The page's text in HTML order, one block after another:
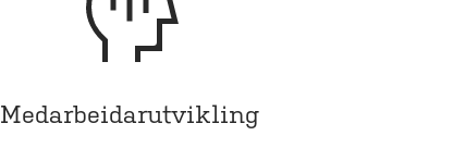
Medarbeidarutvikling